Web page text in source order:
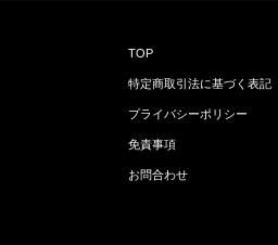
TOP
特定商取引法に基づく表記
プライバシーポリシー
免責事項
お問合わせ